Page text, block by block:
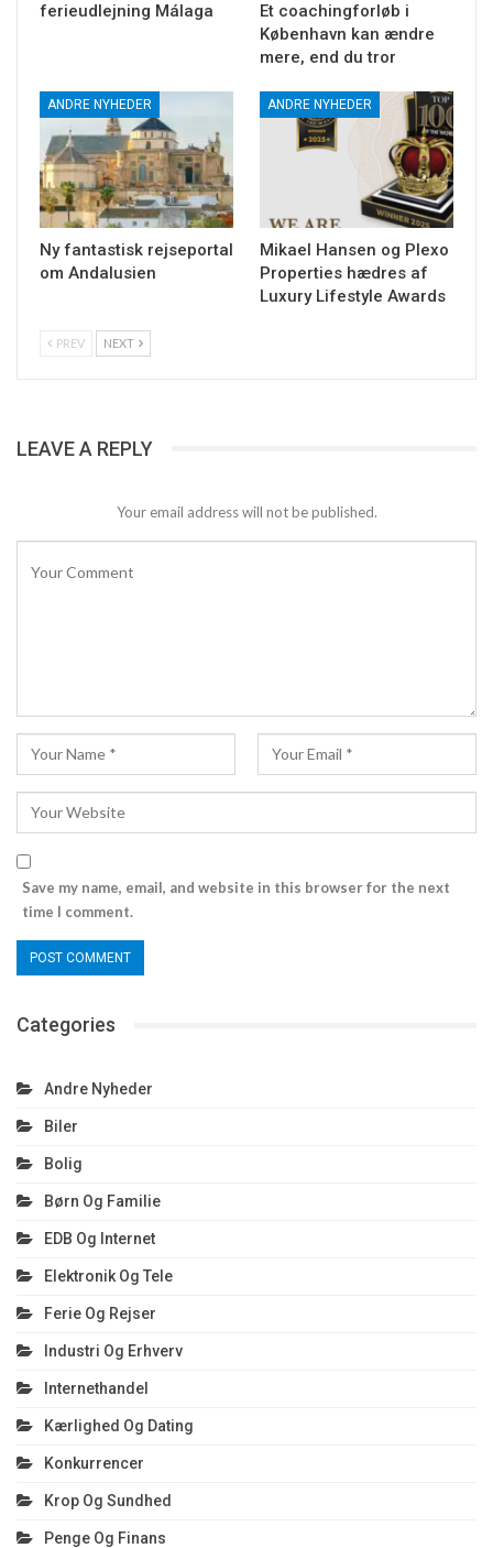
ferieudlejning Málaga
Et coachingforløb i
København kan ændre
mere, end du tror
ANDRE NYHEDER
Ny fantastisk rejseportal
om Andalusien
ANDRE NYHEDER
Mikael Hansen og Plexo
Properties hædres af
Luxury Lifestyle Awards
PREV NEXT
LEAVE A REPLY
Your email address will not be published.
Save my name, email, and website in this browser for the next
time I comment.
Categories
Andre Nyheder
Biler
Bolig
Børn Og Familie
EDB Og Internet
Elektronik Og Tele
Ferie Og Rejser
Industri Og Erhverv
Internethandel
Kærlighed Og Dating
Konkurrencer
Krop Og Sundhed
Penge Og Finans